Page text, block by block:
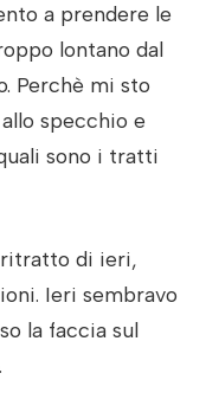
a prendere le
lontano dal
Perchè mi sto
specchio e
sono i tratti
di ieri,
Ieri sembravo
la faccia sul